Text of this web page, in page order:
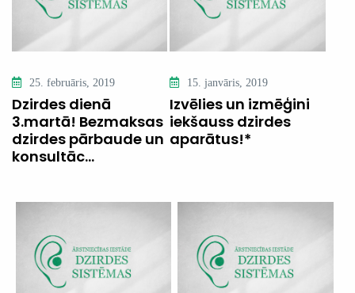
25. februāris, 2019
Dzirdes dienā
3.martā! Bezmaksas
dzirdes pārbaude un
konsultāc...
15. janvāris, 2019
Izvēlies un izmēģini
iekšauss dzirdes
aparātus!*